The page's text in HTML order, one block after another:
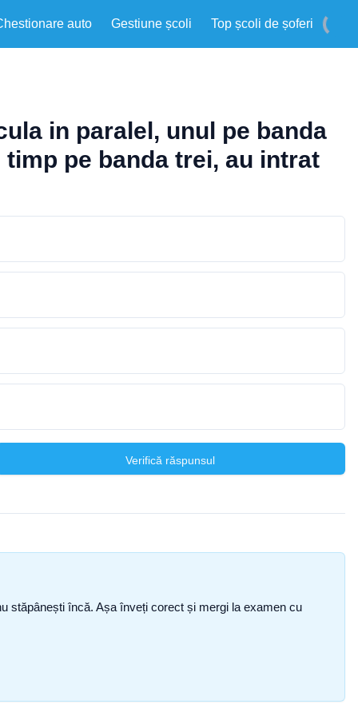
auto Gestiune școli Top școli de șoferi
in paralel, unul pe banda
pe banda trei, au intrat
Verifică răspunsul
stăpânești încă. Așa înveți corect și mergi la examen cu